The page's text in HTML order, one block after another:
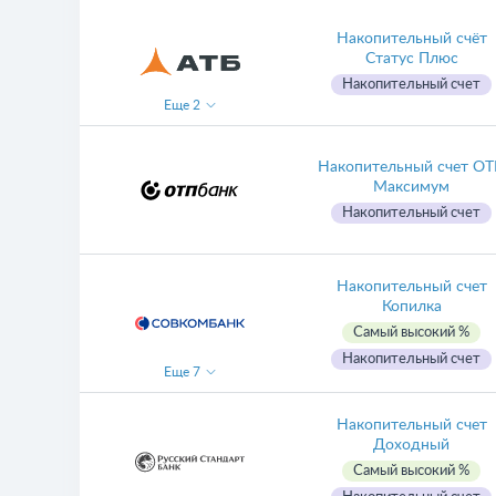
Накопительный счёт
Статус Плюс
Накопительный счет
Еще 2
Накопительный счет
Максимум
Накопительный счет
Накопительный счет
Копилка
Самый высокий %
Накопительный счет
Еще 7
Накопительный счет
Доходный
Самый высокий %